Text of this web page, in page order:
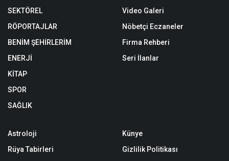
SEKTÖREL
RÖPORTAJLAR
BENİM ŞEHİRLERİM
ENERJİ
KİTAP
SPOR
SAĞLIK
Video Galeri
Nöbetçi Eczaneler
Firma Rehberi
Seri İlanlar
Astroloji
Rüya Tabirleri
Künye
Gizlilik Politikası